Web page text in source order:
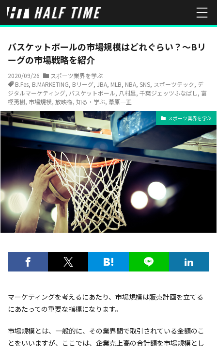
HOME スポーツ業界を学ぶ バスケットボールの市場規模はどれ
バスケットボールの市場規模はどれぐらい？～Bリ
ーグの市場戦略を紹介
2020/09/26
スポーツ業界を学ぶ
B.Fes, B.MARKETING, Bリーグ, JBA, MLB, NBA, SNS, スポーツテック, デ
ジタルマーケティング, バスケットボール, 八村塁, 千葉ジェッツふなばし, 富
樫勇樹, 市場規模, 放映権, 知る・学ぶ, 葦原一正
スポーツ業界を学ぶ
マーケティングを考えるにあたり、市場規模は販売計画を立てる
にあたっての重要な指標になります。
市場規模とは、一般的に、その業界間で取引されている金額のこ
とをいいますが、ここでは、企業売上高の合計額を市場規模とし